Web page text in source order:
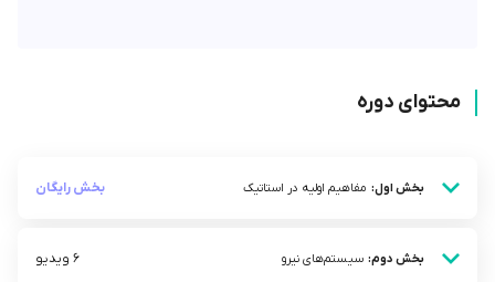
محتوای دوره
بخش اول: مفاهیم اولیه در استاتیک بخش رایگان
بخش دوم: سیستم‌های نیرو 6 ویدیو